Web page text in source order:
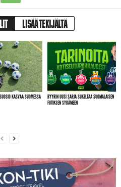
LISÄÄ TEKIJÄLTÄ
KASVAA SUOMESSA
BYYRIN UUSI SARJA SUKELTAA SUOMALAISEN
FUTIKSEN SYDÄMEEN